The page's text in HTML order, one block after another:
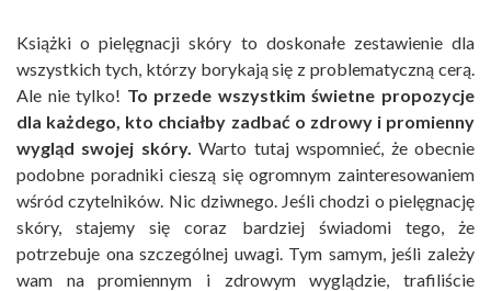
Książki o pielęgnacji skóry to doskonałe zestawienie dla
wszystkich tych, którzy borykają się z problematyczną cerą.
Ale nie tylko! To przede wszystkim świetne propozycje
dla każdego, kto chciałby zadbać o zdrowy i promienny
wygląd swojej skóry. Warto tutaj wspomnieć, że obecnie
podobne poradniki cieszą się ogromnym zainteresowaniem
wśród czytelników. Nic dziwnego. Jeśli chodzi o pielęgnację
skóry, stajemy się coraz bardziej świadomi tego, że
potrzebuje ona szczególnej uwagi. Tym samym, jeśli zależy
wam na promiennym i zdrowym wyglądzie, trafiliście